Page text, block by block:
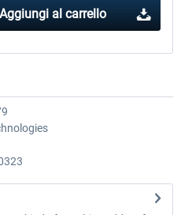
Aggiungi al carrello